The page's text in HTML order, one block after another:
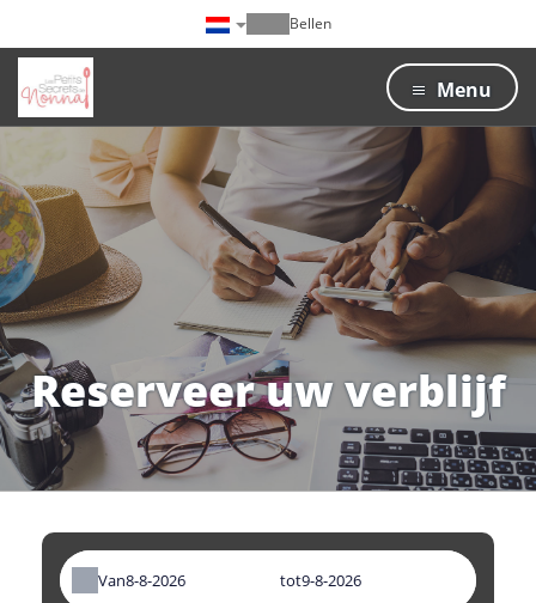
Bellen
Menu
Reserveer uw verblijf
Van tot